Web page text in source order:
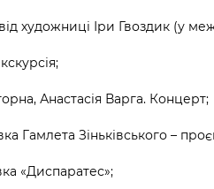
художниці Іри Гвоздик (у
Анастасія Варга. Концерт;
Гамлета Зіньківського –
«Диспаратес»;